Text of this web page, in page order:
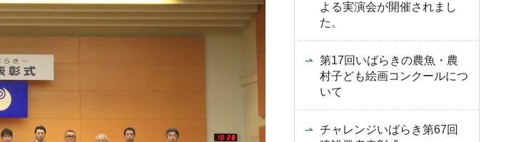
よる実演会が開催されまし
た。
第17回いばらきの農魚・農
村子ども絵画コンクールにつ
いて
チャレンジいばらき第67回